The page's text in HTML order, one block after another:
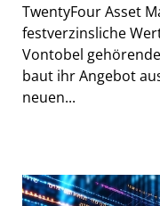
TwentyFour Asset
festverzinsliche
Vontobel
baut ihr Angebot
neuen...